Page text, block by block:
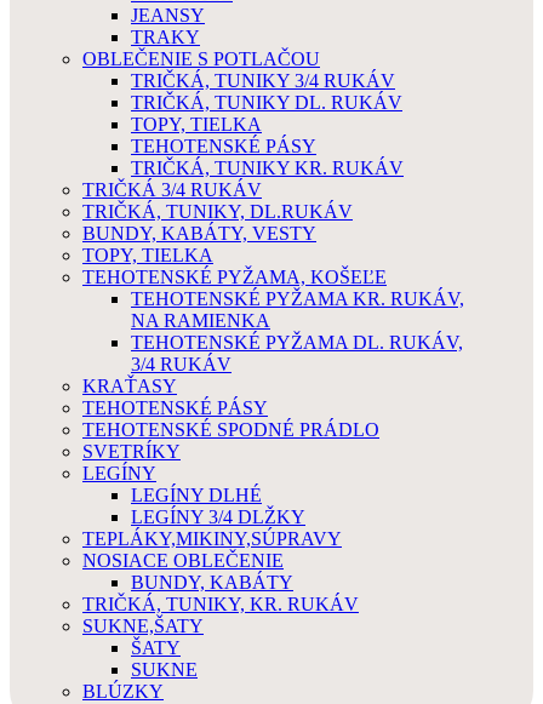
JEANSY
TRAKY
OBLEČENIE S POTLAČOU
TRIČKÁ, TUNIKY 3/4 RUKÁV
TRIČKÁ, TUNIKY DL. RUKÁV
TOPY, TIELKA
TEHOTENSKÉ PÁSY
TRIČKÁ, TUNIKY KR. RUKÁV
TRIČKÁ 3/4 RUKÁV
TRIČKÁ, TUNIKY, DL.RUKÁV
BUNDY, KABÁTY, VESTY
TOPY, TIELKA
TEHOTENSKÉ PYŽAMA, KOŠEĽE
TEHOTENSKÉ PYŽAMA KR. RUKÁV,
NA RAMIENKA
TEHOTENSKÉ PYŽAMA DL. RUKÁV,
3/4 RUKÁV
KRAŤASY
TEHOTENSKÉ PÁSY
TEHOTENSKÉ SPODNÉ PRÁDLO
SVETRÍKY
LEGÍNY
LEGÍNY DLHÉ
LEGÍNY 3/4 DLŽKY
TEPLÁKY,MIKINY,SÚPRAVY
NOSIACE OBLEČENIE
BUNDY, KABÁTY
TRIČKÁ, TUNIKY, KR. RUKÁV
SUKNE,ŠATY
ŠATY
SUKNE
BLÚZKY